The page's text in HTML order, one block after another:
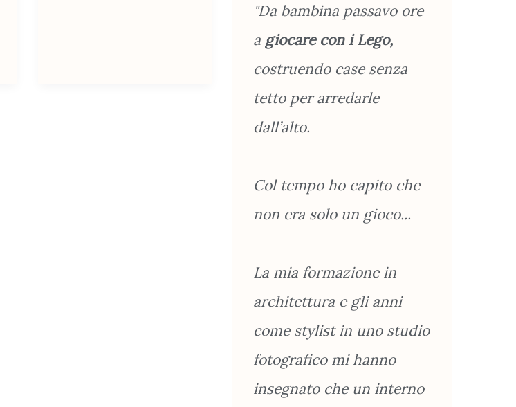
"Da bambina passavo ore
a giocare con i Lego,
costruendo case senza
tetto per arredarle
dall’alto.
Col tempo ho capito che
non era solo un gioco...
La mia formazione in
architettura e gli anni
come stylist in uno studio
fotografico mi hanno
insegnato che un interno